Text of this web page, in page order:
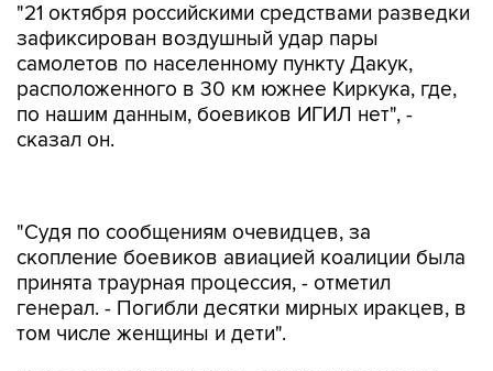
"21 октября российскими средствами разведки
зафиксирован воздушный удар пары
самолетов по населенному пункту Дакук,
расположенного в 30 км южнее Киркука, где,
по нашим данным, боевиков ИГИЛ нет", -
сказал он.
принята траурная процессия, - отметил
генерал. - Погибли десятки мирных иракцев, в
том числе женщины и дети".
Как заявил Конашенков, ошибочные удары